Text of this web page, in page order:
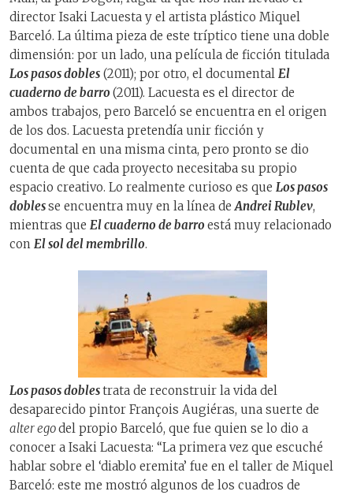
director Isaki Lacuesta y el artista plástico Miquel
Barceló. La última pieza de este tríptico tiene una doble
dimensión: por un lado, una película de ficción titulada
Los pasos dobles (2011); por otro, el documental El
cuaderno de barro(2011). Lacuesta es el director de
ambos trabajos, pero Barceló se encuentra en el origen
de los dos. Lacuesta pretendía unir ficción y
documental en una misma cinta, pero pronto se dio
cuenta de que cada proyecto necesitaba su propio
espacio creativo. Lo realmente curioso es que Los pasos
doblesse encuentra muy en la línea deAndrei Rublev,
mientras que El cuaderno de barroestá muy relacionado
con El sol del membrillo.
Los pasos doblestrata de reconstruir la vida del
desaparecido pintor François Augiéras, una suerte de
alter egodel propio Barceló, que fue quien se lo dio a
conocer a Isaki Lacuesta: “La primera vez que escuché
hablar sobre el ‘diablo eremita’ fue en el taller de Miquel
Barceló: este me mostró algunos de los cuadros de